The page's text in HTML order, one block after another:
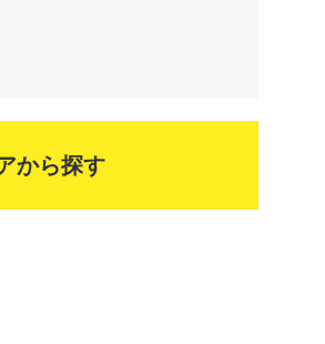
から探す